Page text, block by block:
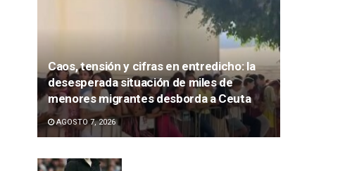
Caos, tensión y cifras en entredicho: la
desesperada situación de miles de
menores migrantes desborda a Ceuta
AGOSTO 7, 2026